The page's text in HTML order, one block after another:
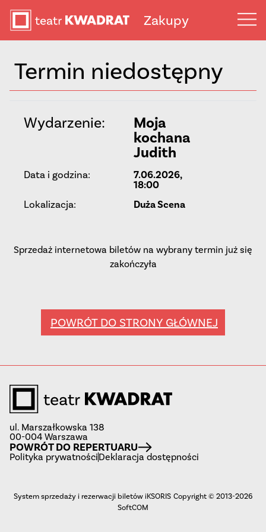
Zakupy
Termin niedostępny
Wydarzenie:
Moja
kochana
Judith
Data i godzina:
7.06.2026,
18:00
Lokalizacja: Duża Scena
Sprzedaż internetowa biletów na wybrany termin już się
zakończyła
POWRÓT DO STRONY GŁÓWNEJ
ul. Marszałkowska 138
00-004 Warszawa
POWRÓT DO REPERTUARU
Polityka prywatnościDeklaracja dostępności
System sprzedaży i rezerwacji biletów iKSORIS Copyright © 2013-2026
SoftCOM